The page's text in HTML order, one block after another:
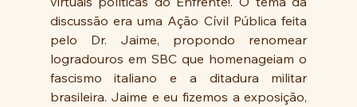
discussão era uma Ação Cívil Pública feita
pelo Dr. Jaime, propondo renomear
logradouros em SBC que homenageiam o
fascismo italiano e a ditadura militar
brasileira. Jaime e eu fizemos a exposição,